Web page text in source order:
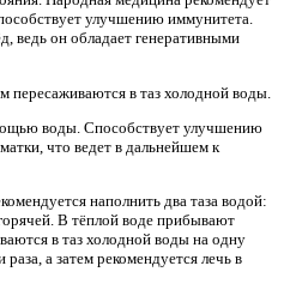
улучшению иммунитета.
ведь он обладает генеративными
пересаживаются в таз холодной воды.
воды. Способствует улучшению
что ведет в дальнейшем к
наполнить два таза водой:
В тёплой воде прибывают
в таз холодной воды на одну
а затем рекомендуется лечь в